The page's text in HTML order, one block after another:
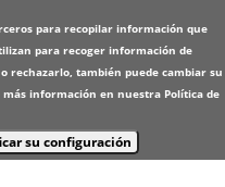
para recopilar información que
para recoger información de
rechazarlo, también puede cambiar su
más información en nuestra Política de